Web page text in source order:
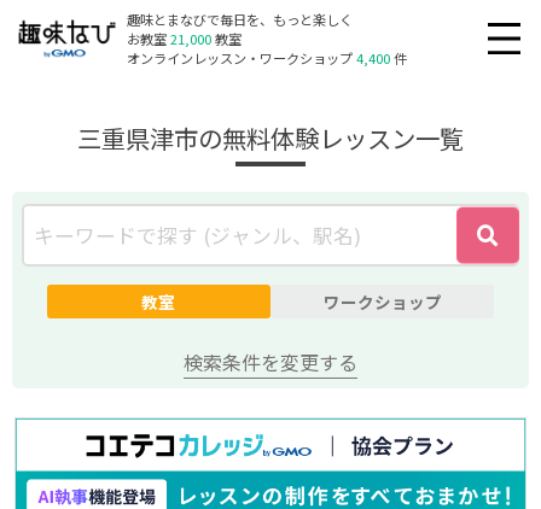
趣味とまなびで毎日を、もっと楽しく
お教室21,000教室
オンラインレッスン・ワークショップ4,400件
三重県津市の無料体験レッスン一覧
教室 ワークショップ
検索条件を変更する